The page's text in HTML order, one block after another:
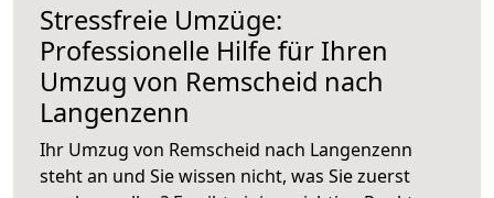
Stressfreie Umzüge:
Professionelle Hilfe für Ihren
Umzug von Remscheid nach
Langenzenn
Ihr Umzug von Remscheid nach Langenzenn
steht an und Sie wissen nicht, was Sie zuerst